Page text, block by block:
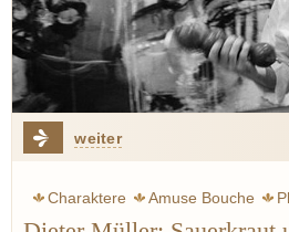
weiter
Charaktere Amuse Bouche